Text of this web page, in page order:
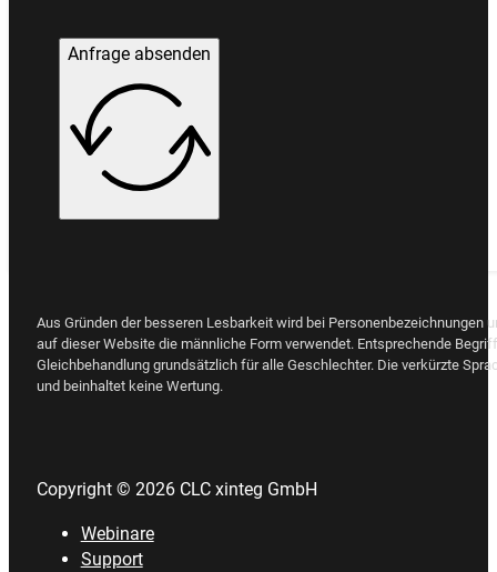
Anfrage absenden
Aus Gründen der besseren Lesbarkeit wird bei Personenbezeichnungen
auf dieser Website die männliche Form verwendet. Entsprechende
Gleichbehandlung grundsätzlich für alle Geschlechter. Die verkürzte
und beinhaltet keine Wertung.
Copyright © 2026 CLC xinteg GmbH
Webinare
Support